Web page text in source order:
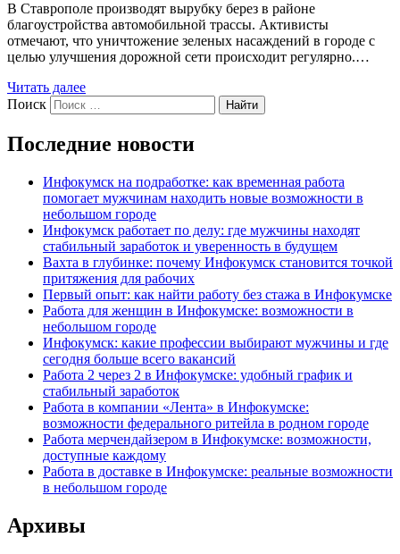
В Ставрополе производят вырубку берез в районе
благоустройства автомобильной трассы. Активисты
отмечают, что уничтожение зеленых насаждений в городе с
целью улучшения дорожной сети происходит регулярно.…
Читать далее
Поиск
Найти
Последние новости
Инфокумск на подработке: как временная работа
помогает мужчинам находить новые возможности в
небольшом городе
Инфокумск работает по делу: где мужчины находят
стабильный заработок и уверенность в будущем
Вахта в глубинке: почему Инфокумск становится точкой
притяжения для рабочих
Первый опыт: как найти работу без стажа в Инфокумске
Работа для женщин в Инфокумске: возможности в
небольшом городе
Инфокумск: какие профессии выбирают мужчины и где
сегодня больше всего вакансий
Работа 2 через 2 в Инфокумске: удобный график и
стабильный заработок
Работа в компании «Лента» в Инфокумске:
возможности федерального ритейла в родном городе
Работа мерчендайзером в Инфокумске: возможности,
доступные каждому
Работа в доставке в Инфокумске: реальные возможности
в небольшом городе
Архивы